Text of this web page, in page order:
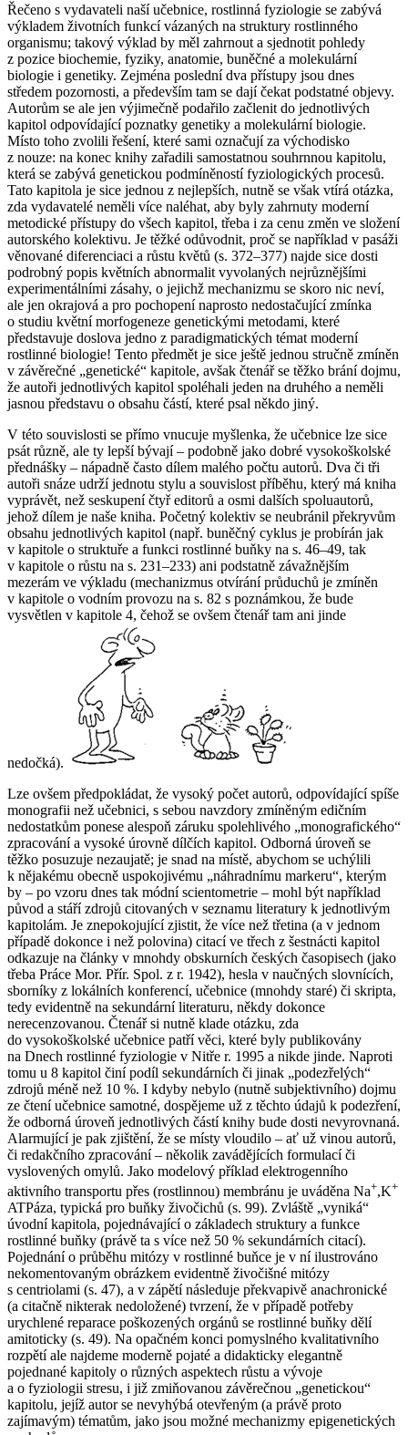
Řečeno s vydavateli naší učebnice, rostlinná fyziologie se zabývá
výkladem životních funkcí vázaných na struktury rostlinného
organismu; takový výklad by měl zahrnout a sjednotit pohledy
z pozice biochemie, fyziky, anatomie, buněčné a molekulární
biologie i genetiky. Zejména poslední dva přístupy jsou dnes
středem pozornosti, a především tam se dají čekat podstatné objevy.
Autorům se ale jen výjimečně podařilo začlenit do jednotlivých
kapitol odpovídající poznatky genetiky a molekulární biologie.
Místo toho zvolili řešení, které sami označují za východisko
z nouze: na konec knihy zařadili samostatnou souhrnnou kapitolu,
která se zabývá genetickou podmíněností fyziologických procesů.
Tato kapitola je sice jednou z nejlepších, nutně se však vtírá otázka,
zda vydavatelé neměli více naléhat, aby byly zahrnuty moderní
metodické přístupy do všech kapitol, třeba i za cenu změn ve složení
autorského kolektivu. Je těžké odůvodnit, proč se například v pasáži
věnované diferenciaci a růstu květů (s. 372–377) najde sice dosti
podrobný popis květních abnormalit vyvolaných nejrůznějšími
experimentálními zásahy, o jejichž mechanizmu se skoro nic neví,
ale jen okrajová a pro pochopení naprosto nedostačující zmínka
o studiu květní morfogeneze genetickými metodami, které
představuje doslova jedno z paradigmatických témat moderní
rostlinné biologie! Tento předmět je sice ještě jednou stručně zmíněn
v závěrečné „genetické“ kapitole, avšak čtenář se těžko brání dojmu,
že autoři jednotlivých kapitol spoléhali jeden na druhého a neměli
jasnou představu o obsahu částí, které psal někdo jiný.
V této souvislosti se přímo vnucuje myšlenka, že učebnice lze sice
psát různě, ale ty lepší bývají – podobně jako dobré vysokoškolské
přednášky – nápadně často dílem malého počtu autorů. Dva či tři
autoři snáze udrží jednotu stylu a souvislost příběhu, který má kniha
vyprávět, než seskupení čtyř editorů a osmi dalších spoluautorů,
jehož dílem je naše kniha. Početný kolektiv se neubránil překryvům
obsahu jednotlivých kapitol (např. buněčný cyklus je probírán jak
v kapitole o struktuře a funkci rostlinné buňky na s. 46–49, tak
v kapitole o růstu na s. 231–233) ani podstatně závažnějším
mezerám ve výkladu (mechanizmus otvírání průduchů je zmíněn
v kapitole o vodním provozu na s. 82 s poznámkou, že bude
vysvětlen v kapitole 4, čehož se ovšem čtenář tam ani jinde
nedočká).
Lze ovšem předpokládat, že vysoký počet autorů, odpovídající spíše
monografii než učebnici, s sebou navzdory zmíněným edičním
nedostatkům ponese alespoň záruku spolehlivého „monografického“
zpracování a vysoké úrovně dílčích kapitol. Odborná úroveň se
těžko posuzuje nezaujatě; je snad na místě, abychom se uchýlili
k nějakému obecně uspokojivému „náhradnímu markeru“, kterým
by – po vzoru dnes tak módní scientometrie – mohl být například
původ a stáří zdrojů citovaných v seznamu literatury k jednotlivým
kapitolám. Je znepokojující zjistit, že více než třetina (a v jednom
případě dokonce i než polovina) citací ve třech z šestnácti kapitol
odkazuje na články v mnohdy obskurních českých časopisech (jako
třeba Práce Mor. Přír. Spol. z r. 1942), hesla v naučných slovnících,
sborníky z lokálních konferencí, učebnice (mnohdy staré) či skripta,
tedy evidentně na sekundární literaturu, někdy dokonce
nerecenzovanou. Čtenář si nutně klade otázku, zda
do vysokoškolské učebnice patří věci, které byly publikovány
na Dnech rostlinné fyziologie v Nitře r. 1995 a nikde jinde. Naproti
tomu u 8 kapitol činí podíl sekundárních či jinak „podezřelých“
zdrojů méně než 10 %. I kdyby nebylo (nutně subjektivního) dojmu
ze čtení učebnice samotné, dospějeme už z těchto údajů k podezření,
že odborná úroveň jednotlivých částí knihy bude dosti nevyrovnaná.
Alarmující je pak zjištění, že se místy vloudilo – ať už vinou autorů,
či redakčního zpracování – několik zavádějících formulací či
vyslovených omylů. Jako modelový příklad elektrogenního
aktivního transportu přes (rostlinnou) membránu je uváděna Na+,K+
ATPáza, typická pro buňky živočichů (s. 99). Zvláště „vyniká“
úvodní kapitola, pojednávající o základech struktury a funkce
rostlinné buňky (právě ta s více než 50 % sekundárních citací).
Pojednání o průběhu mitózy v rostlinné buňce je v ní ilustrováno
nekomentovaným obrázkem evidentně živočišné mitózy
s centriolami (s. 47), a v zápětí následuje překvapivě anachronické
(a citačně nikterak nedoložené) tvrzení, že v případě potřeby
urychlené reparace poškozených orgánů se rostlinné buňky dělí
amitoticky (s. 49). Na opačném konci pomyslného kvalitativního
rozpětí ale najdeme moderně pojaté a didakticky elegantně
pojednané kapitoly o různých aspektech růstu a vývoje
a o fyziologii stresu, i již zmiňovanou závěrečnou „genetickou“
kapitolu, jejíž autor se nevyhýbá otevřeným (a právě proto
zajímavým) tématům, jako jsou možné mechanizmy epigenetických